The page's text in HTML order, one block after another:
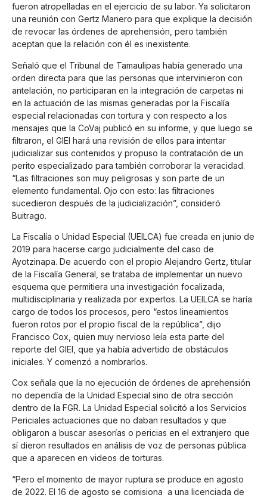
fueron atropelladas en el ejercicio de su labor. Ya solicitaron
una reunión con Gertz Manero para que explique la decisión
de revocar las órdenes de aprehensión, pero también
aceptan que la relación con él es inexistente.
Señaló que el Tribunal de Tamaulipas había generado una
orden directa para que las personas que intervinieron con
antelación, no participaran en la integración de carpetas ni
en la actuación de las mismas generadas por la Fiscalía
especial relacionadas con tortura y con respecto a los
mensajes que la CoVaj publicó en su informe, y que luego se
filtraron, el GIEI hará una revisión de ellos para intentar
judicializar sus contenidos y propuso la contratación de un
perito especializado para también corroborar la veracidad.
“Las filtraciones son muy peligrosas y son parte de un
elemento fundamental. Ojo con esto: las filtraciones
sucedieron después de la judicialización”, consideró
Buitrago.
La Fiscalía o Unidad Especial (UEILCA) fue creada en junio de
2019 para hacerse cargo judicialmente del caso de
Ayotzinapa. De acuerdo con el propio Alejandro Gertz, titular
de la Fiscalía General, se trataba de implementar un nuevo
esquema que permitiera una investigación focalizada,
multidisciplinaria y realizada por expertos. La UEILCA se haría
cargo de todos los procesos, pero “estos lineamientos
fueron rotos por el propio fiscal de la república”, dijo
Francisco Cox, quien muy nervioso leía esta parte del
reporte del GIEI, que ya había advertido de obstáculos
iniciales. Y comenzó a nombrarlos.
Cox señala que la no ejecución de órdenes de aprehensión
no dependía de la Unidad Especial sino de otra sección
dentro de la FGR. La Unidad Especial solicitó a los Servicios
Periciales actuaciones que no daban resultados y que
obligaron a buscar asesorías o pericias en el extranjero que
sí dieron resultados en análisis de voz de personas pública
que a aparecen en videos de torturas.
“Pero el momento de mayor ruptura se produce en agosto
de 2022. El 16 de agosto se comisiona a una licenciada de